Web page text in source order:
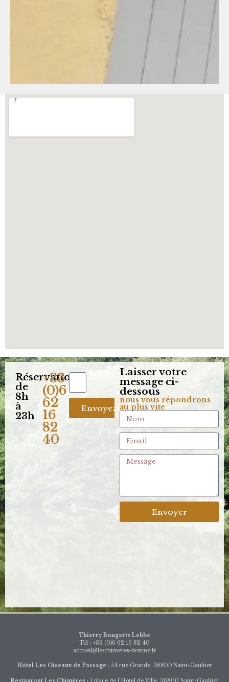
Réservation
de
8h
à
23h
+33
(0)6
62
16
82
40
Envoyez
Laisser votre
message ci-
dessous
nous vous répondrons
au plus vite
Envoyer
Thierry Bongarts Lebbe
Tel : +33 (0)6 62 16 82 40
accueil@leschimeres-brenne.fr
Hôtel Les Oiseaux de Passage : 54 rue Grande, 36800 Saint-Gaultier
Restaurant Les Chimères : 1 place de l’Hôtel de Ville, 36800 Saint-Gaultier